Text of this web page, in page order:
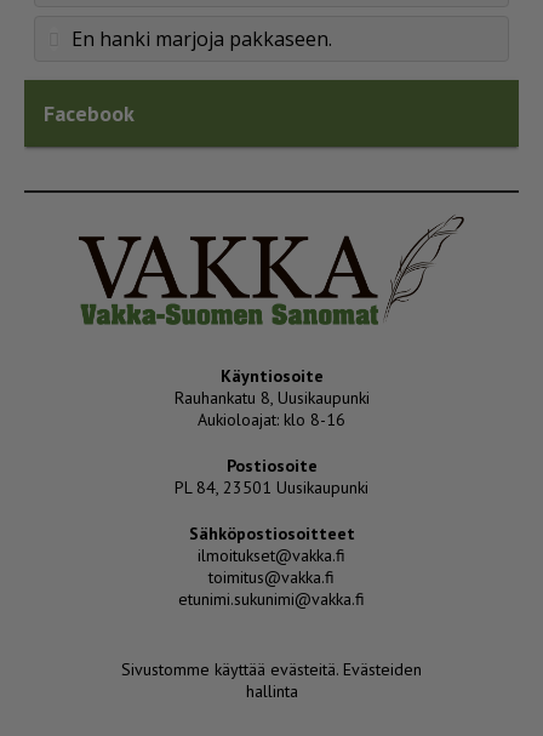
En hanki marjoja pakkaseen.
Facebook
Käyntiosoite
Rauhankatu 8, Uusikaupunki
Aukioloajat: klo 8-16
Postiosoite
PL 84, 23501 Uusikaupunki
Sähköpostiosoitteet
ilmoitukset@vakka.fi
toimitus@vakka.fi
etunimi.sukunimi@vakka.fi
Sivustomme käyttää evästeitä. Evästeiden
hallinta